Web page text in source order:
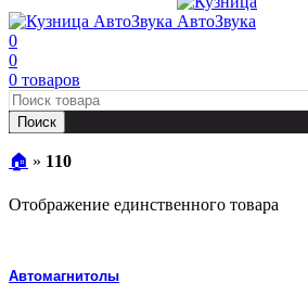
0
0
0 товаров
Поиск
🏠︎ » 110
Отображение единственного товара
Автомагнитолы